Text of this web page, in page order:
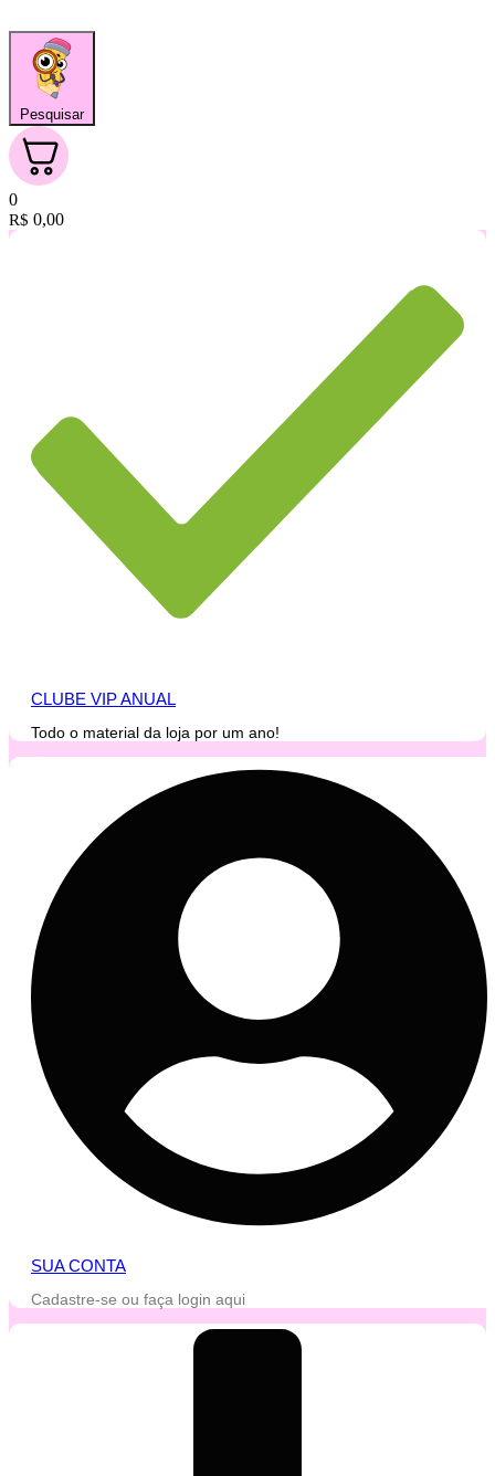
Pesquisar
0
R$ 0,00
CLUBE VIP ANUAL
Todo o material da loja por um ano!
SUA CONTA
Cadastre-se ou faça login aqui